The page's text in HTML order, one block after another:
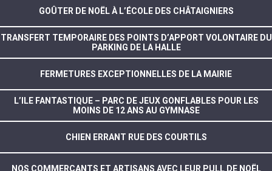
GOÛTER DE NOËL À L’ÉCOLE DES CHÂTAIGNIERS
TRANSFERT TEMPORAIRE DES POINTS D’APPORT VOLONTAIRE DU
PARKING DE LA HALLE
FERMETURES EXCEPTIONNELLES DE LA MAIRIE
L’ILE FANTASTIQUE – PARC DE JEUX GONFLABLES POUR LES
MOINS DE 12 ANS AU GYMNASE
CHIEN ERRANT RUE DES COURTILS
NOS COMMERÇANTS ET ARTISANS AVEC LEUR PULL DE NOËL